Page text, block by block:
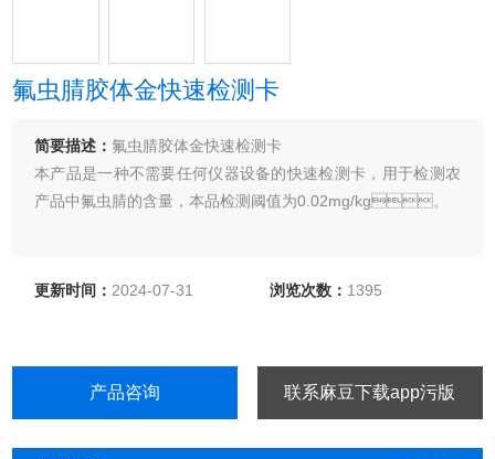
氟虫腈胶体金快速检测卡
简要描述：氟虫腈胶体金快速检测卡
本产品是一种不需要任何仪器设备的快速检测卡，用于检测农
产品中氟虫腈的含量，本品检测阈值为0.02mg/kg。
更新时间： 2024-07-31 浏览次数： 1395
产品咨询 联系麻豆下载app污版